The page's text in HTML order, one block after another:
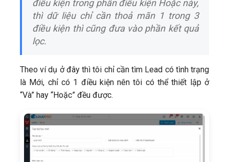
điều kiện trong phần điều kiện Hoặc này,
thì dữ liệu chỉ cần thoả mãn 1 trong 3
điều kiện thì cũng đưa vào phần kết quả
lọc.
Theo ví dụ ở đây thì tôi chỉ cần tìm Lead có tình trạng
là Mới, chỉ có 1 điều kiện nên tôi có thể thiết lập ở
“Và” hay “Hoặc” đều được.